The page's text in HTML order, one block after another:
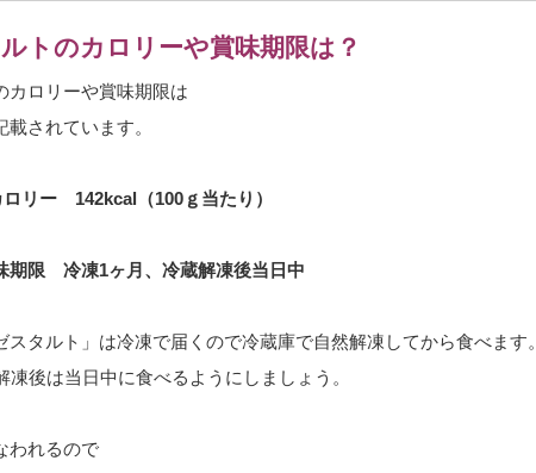
トのカロリーや賞味期限は？
カロリーや賞味期限は
されています。
リー 142kcal（100ｇ当たり）
期限 冷凍1ヶ月、冷蔵解凍後当日中
タルト」は冷凍で届くので冷蔵庫で自然解凍してから食べます。
凍後は当日中に食べるようにしましょう。
われるので